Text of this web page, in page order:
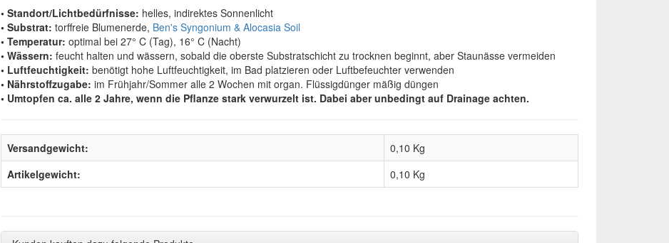
• Standort/Lichtbedürfnisse: helles, indirektes Sonnenlicht
• Substrat: torffreie Blumenerde, Ben's Syngonium & Alocasia Soil
• Temperatur: optimal bei 27° C (Tag), 16° C (Nacht)
• Wässern: feucht halten und wässern, sobald die oberste Substratschicht zu trocknen beginnt, aber Staunässe vermeiden
• Luftfeuchtigkeit: benötigt hohe Luftfeuchtigkeit, im Bad platzieren oder Luftbefeuchter verwenden
• Nährstoffzugabe: im Frühjahr/Sommer alle 2 Wochen mit organ. Flüssigdünger mäßig düngen
• Umtopfen ca. alle 2 Jahre, wenn die Pflanze stark verwurzelt ist. Dabei aber unbedingt auf Drainage achten.
Versandgewicht:
0,10 Kg
Artikelgewicht:
0,10 Kg